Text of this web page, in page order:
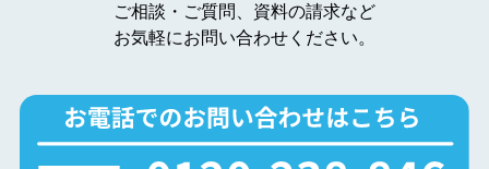
ご相談・ご質問、資料の請求など
お気軽にお問い合わせください。